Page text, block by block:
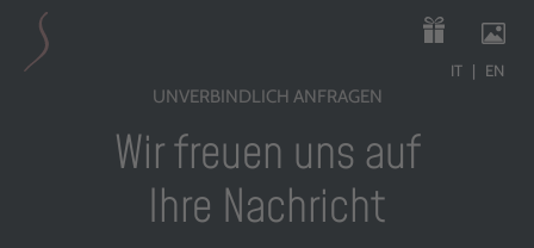
IT EN
UNVERBINDLICH ANFRAGEN
Wir freuen uns auf
Ihre Nachricht